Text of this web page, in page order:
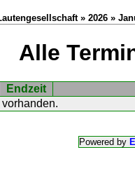
» 2026 »
Alle
Endzeit
Powered by